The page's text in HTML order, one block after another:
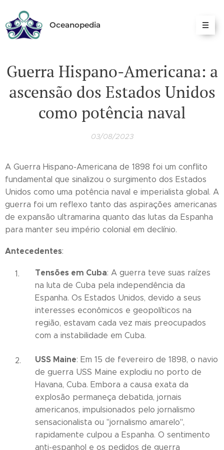
Oceanopedia
Guerra Hispano-Americana: a
ascensão dos Estados Unidos
como potência naval
03/08/2023
A Guerra Hispano-Americana de 1898 foi um conflito
fundamental que sinalizou o surgimento dos Estados
Unidos como uma potência naval e imperialista global. A
guerra foi um reflexo tanto das aspirações americanas
de expansão ultramarina quanto das lutas da Espanha
para manter seu império colonial em declínio.
Antecedentes:
Tensões em Cuba: A guerra teve suas raízes
na luta de Cuba pela independência da
Espanha. Os Estados Unidos, devido a seus
interesses econômicos e geopolíticos na
região, estavam cada vez mais preocupados
com a instabilidade em Cuba.
USS Maine: Em 15 de fevereiro de 1898, o navio
de guerra USS Maine explodiu no porto de
Havana, Cuba. Embora a causa exata da
explosão permaneça debatida, jornais
americanos, impulsionados pelo jornalismo
sensacionalista ou "jornalismo amarelo",
rapidamente culpou a Espanha. O sentimento
anti-espanhol e os pedidos de guerra